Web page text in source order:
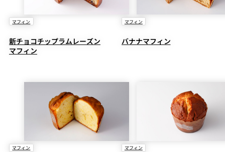
マフィン
新チョコチップラムレーズン
マフィン
マフィン
バナナマフィン
マフィン マフィン